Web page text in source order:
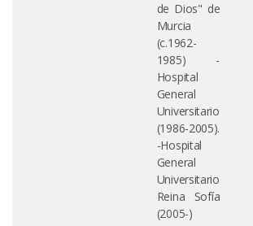
de Dios" de
Murcia
(c.1962-
1985) -
Hospital
General
Universitario
(1986-2005).
-Hospital
General
Universitario
Reina Sofía
(2005-)